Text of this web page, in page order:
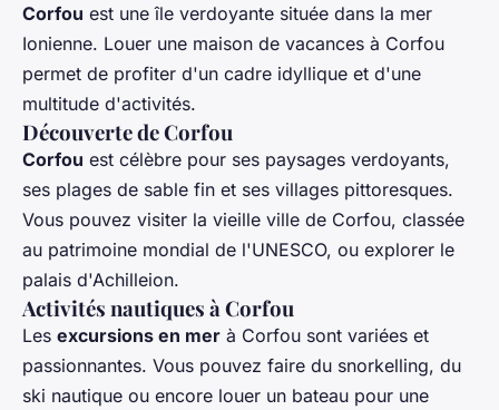
Corfou est une île verdoyante située dans la mer
Ionienne. Louer une maison de vacances à Corfou
permet de profiter d'un cadre idyllique et d'une
multitude d'activités.
Découverte de Corfou
Corfou est célèbre pour ses paysages verdoyants,
ses plages de sable fin et ses villages pittoresques.
Vous pouvez visiter la vieille ville de Corfou, classée
au patrimoine mondial de l'UNESCO, ou explorer le
palais d'Achilleion.
Activités nautiques à Corfou
Les excursions en mer à Corfou sont variées et
passionnantes. Vous pouvez faire du snorkelling, du
ski nautique ou encore louer un bateau pour une